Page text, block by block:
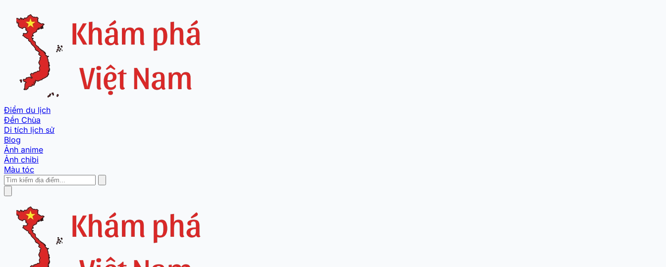
Điểm du lịch
Đền Chùa
Di tích lịch sử
Blog
Ảnh anime
Ảnh chibi
Màu tóc